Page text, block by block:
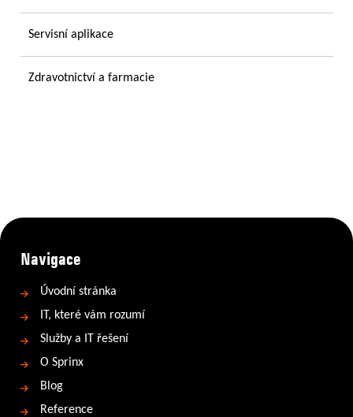
Servisní aplikace
Zdravotnictví a farmacie
Navigace
Úvodní stránka
IT, které vám rozumí
Služby a IT řešení
O Sprinx
Blog
Reference